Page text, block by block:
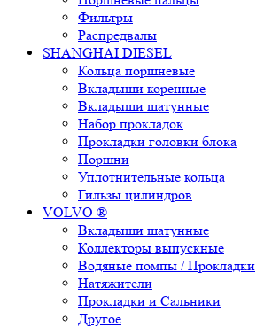
Фильтры
Распредвалы
SHANGHAI DIESEL
Кольца поршневые
Вкладыши коренные
Вкладыши шатунные
Набор прокладок
Прокладки головки блока
Поршни
Уплотнительные кольца
Гильзы цилиндров
VOLVO ®
Вкладыши шатунные
Коллекторы выпускные
Водяные помпы / Прокладки
Натяжители
Прокладки и Сальники
Другое